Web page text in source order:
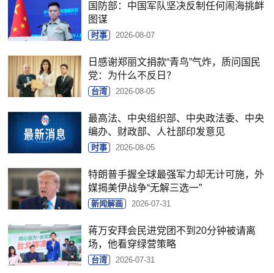
国防部：中国军队坚决反制任何闹海挑衅
图谋
时事 2026-08-07
日感谢郑丽文捐款“青鸟”气炸，质问国民
党：为什么不反日？
台湾 2026-08-05
最高法、中央组织部、中央政法委、中央
编办、财政部、人社部印发意见
时事 2026-08-05
特朗普手握全球最强军力却无计可施，外
媒揭美伊战争“无解三选一”
新闻解画 2026-07-31
蒋万安拜会民进党团不到20分钟被请离
场，他看穿绿营策略
台湾 2026-07-31